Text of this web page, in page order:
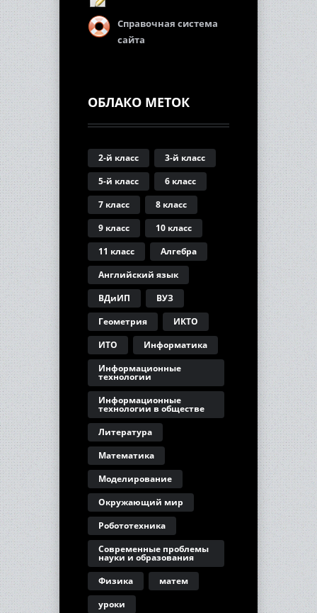
Справочная система
сайта
ОБЛАКО МЕТОК
2-й класс
3-й класс
5-й класс
6 класс
7 класс
8 класс
9 класс
10 класс
11 класс
Алгебра
Английский язык
ВДиИП
ВУЗ
Геометрия
ИКТО
ИТО
Информатика
Информационные
технологии
Информационные
технологии в обществе
Литература
Математика
Моделирование
Окружающий мир
Робототехника
Современные проблемы
науки и образования
Физика
матем
уроки